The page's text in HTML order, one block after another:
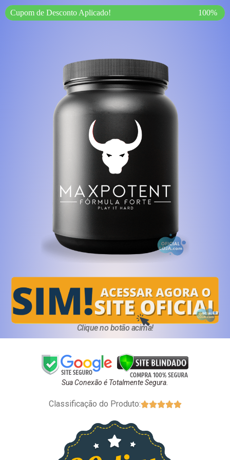
Cupom de Desconto Aplicado! 100%
Clique no botão acima!
Sua Conexão é Totalmente Segura.
Classificação do Produto: